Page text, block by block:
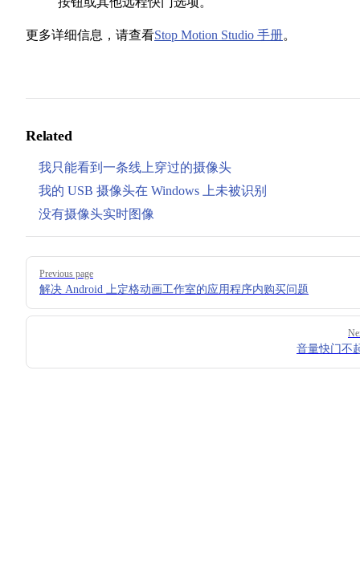
更多详细信息，请查看Stop Motion Studio 手册。
Related
我只能看到一条线上穿过的摄像头
我的 USB 摄像头在 Windows 上未被识别
没有摄像头实时图像
Pager
Previous page
解决 Android 上定格动画工作室的应用程序内购买问题
音量快门不